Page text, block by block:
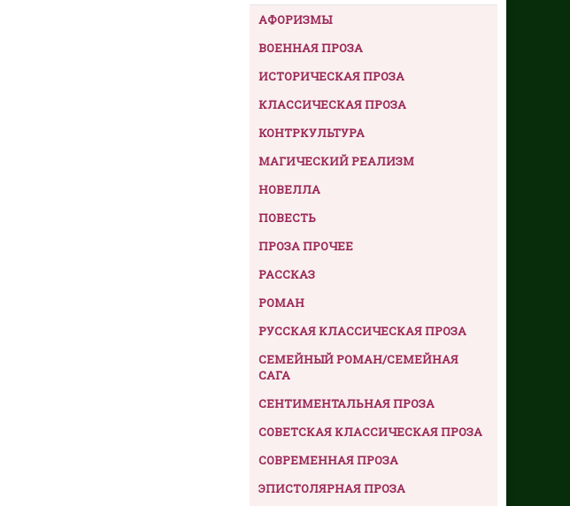
АФОРИЗМЫ
ВОЕННАЯ ПРОЗА
ИСТОРИЧЕСКАЯ ПРОЗА
КЛАССИЧЕСКАЯ ПРОЗА
КОНТРКУЛЬТУРА
МАГИЧЕСКИЙ РЕАЛИЗМ
НОВЕЛЛА
ПОВЕСТЬ
ПРОЗА ПРОЧЕЕ
РАССКАЗ
РОМАН
РУССКАЯ КЛАССИЧЕСКАЯ ПРОЗА
СЕМЕЙНЫЙ РОМАН/СЕМЕЙНАЯ
САГА
СЕНТИМЕНТАЛЬНАЯ ПРОЗА
СОВЕТСКАЯ КЛАССИЧЕСКАЯ ПРОЗА
СОВРЕМЕННАЯ ПРОЗА
ЭПИСТОЛЯРНАЯ ПРОЗА